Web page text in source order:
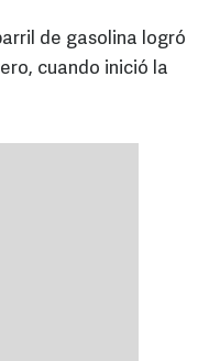
de gasolina logró
cuando inició la